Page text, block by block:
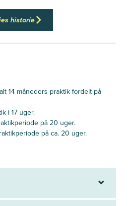
med patienter
at de studerende også kan øve sig i
giver os mulighed for at tage
Kathrine.
rolig og afklaret, inden jeg skal
også, at jeg kan fokusere
dem en bedre oplevelse, siger hun.
historie
14 måneders praktik fordelt på
i 17 uger.
på 20 uger.
på ca. 20 uger.
afdelinger på